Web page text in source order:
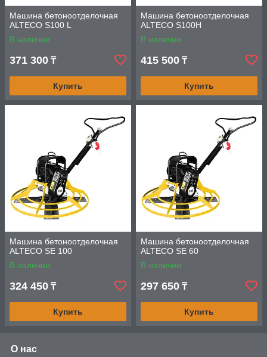
Машина бетоноотделочная
ALTECO S100 L
В наличии
371 300 ₸
Купить
Машина бетоноотделочная
ALTECO S100H
В наличии
415 500 ₸
Купить
Машина бетоноотделочная
ALTECO SE 100
В наличии
324 450 ₸
Купить
Машина бетоноотделочная
ALTECO SE 60
В наличии
297 650 ₸
Купить
О нас